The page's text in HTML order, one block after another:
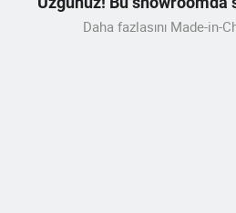
Daha fazlasını Made-in-